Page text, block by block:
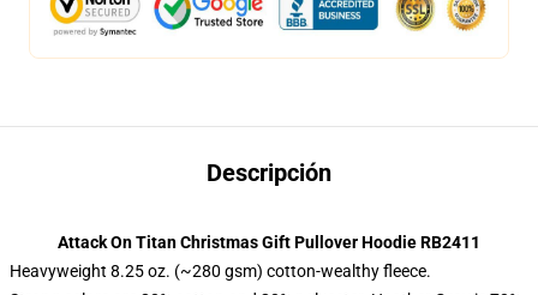
Descripción
Attack On Titan Christmas Gift Pullover Hoodie RB2411
Heavyweight 8.25 oz. (~280 gsm) cotton-wealthy fleece.